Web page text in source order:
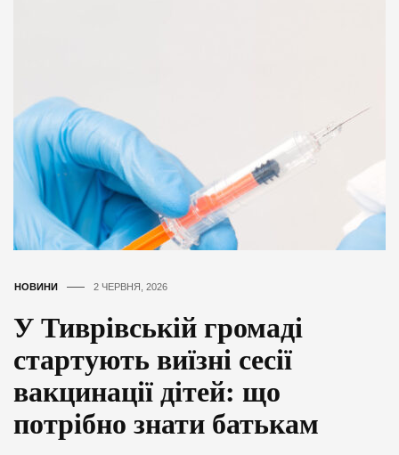
НОВИНИ 2 ЧЕРВНЯ, 2026
У Тиврівській громаді
стартують виїзні сесії
вакцинації дітей: що
потрібно знати батькам